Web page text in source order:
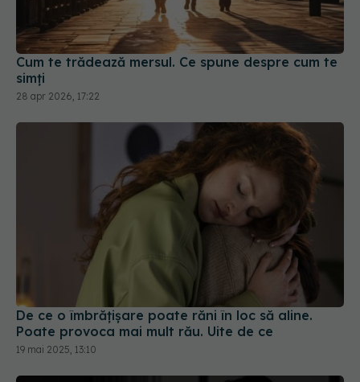
Cum te trădează mersul. Ce spune despre cum te
simți
28 apr 2026, 17:22
De ce o îmbrățișare poate răni în loc să aline.
Poate provoca mai mult rău. Uite de ce
19 mai 2025, 13:10